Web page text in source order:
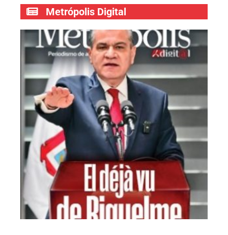
Metrópolis Digital